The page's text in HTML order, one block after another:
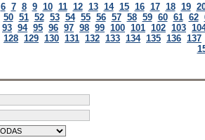
6 7 8 9 10 11 12 13 14 15 16 17 18 19
50 51 52 53 54 55 56 57 58 59 60 61 62
93 94 95 96 97 98 99 100 101 102 103
128 129 130 131 132 133 134 135 136 137